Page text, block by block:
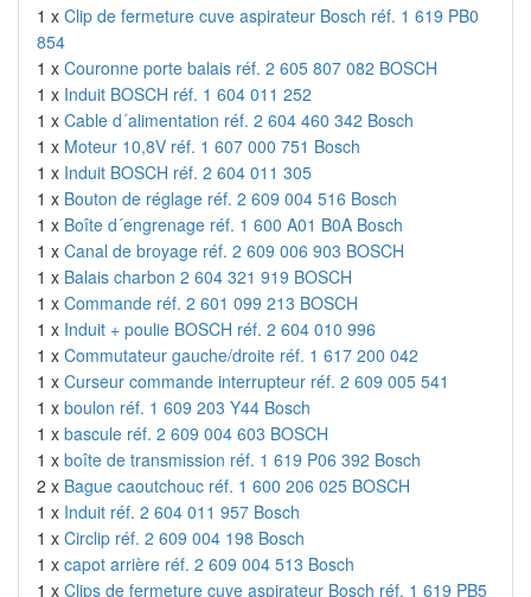
1 x Clip de fermeture cuve aspirateur Bosch réf. 1 619 PB0
854
1 x Couronne porte balais réf. 2 605 807 082 BOSCH
1 x Induit BOSCH réf. 1 604 011 252
1 x Cable d´alimentation réf. 2 604 460 342 Bosch
1 x Moteur 10,8V réf. 1 607 000 751 Bosch
1 x Induit BOSCH réf. 2 604 011 305
1 x Bouton de réglage réf. 2 609 004 516 Bosch
1 x Boîte d´engrenage réf. 1 600 A01 B0A Bosch
1 x Canal de broyage réf. 2 609 006 903 BOSCH
1 x Balais charbon 2 604 321 919 BOSCH
1 x Commande réf. 2 601 099 213 BOSCH
1 x Induit + poulie BOSCH réf. 2 604 010 996
1 x Commutateur gauche/droite réf. 1 617 200 042
1 x Curseur commande interrupteur réf. 2 609 005 541
1 x boulon réf. 1 609 203 Y44 Bosch
1 x bascule réf. 2 609 004 603 BOSCH
1 x boîte de transmission réf. 1 619 P06 392 Bosch
2 x Bague caoutchouc réf. 1 600 206 025 BOSCH
1 x Induit réf. 2 604 011 957 Bosch
1 x Circlip réf. 2 609 004 198 Bosch
1 x capot arrière réf. 2 609 004 513 Bosch
1 x Clips de fermeture cuve aspirateur Bosch réf. 1 619 PB5